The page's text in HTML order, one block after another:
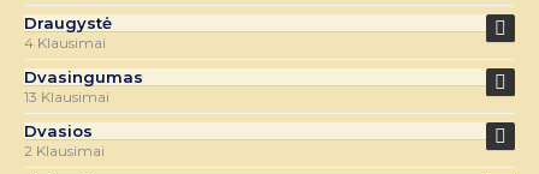
Draugystė
4 Klausimai
Dvasingumas
13 Klausimai
Dvasios
2 Klausimai